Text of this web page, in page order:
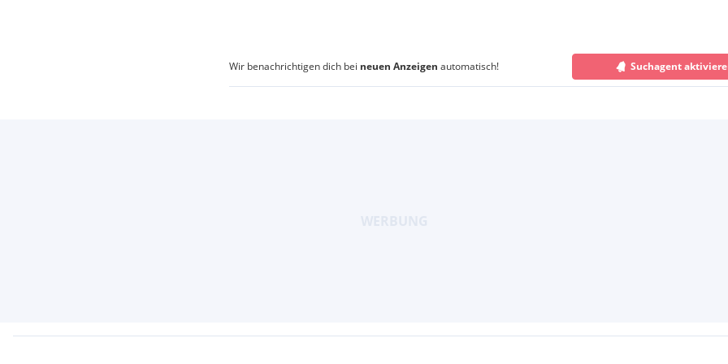
Wir benachrichtigen dich bei neuen Anzeigen automatisch! Suchagent